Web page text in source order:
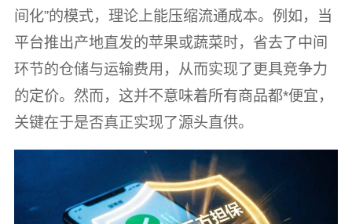
间化”的模式，理论上能压缩流通成本。例如，当
平台推出产地直发的苹果或蔬菜时，省去了中间
环节的仓储与运输费用，从而实现了更具竞争力
的定价。然而，这并不意味着所有商品都*便宜，
关键在于是否真正实现了源头直供。